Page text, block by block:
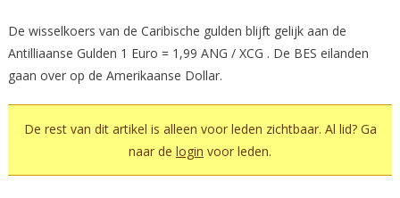
De wisselkoers van de Caribische gulden blijft gelijk aan de
Antilliaanse Gulden 1 Euro = 1,99 ANG / XCG . De BES eilanden
gaan over op de Amerikaanse Dollar.
De rest van dit artikel is alleen voor leden zichtbaar. Al lid? Ga
naar de login voor leden.